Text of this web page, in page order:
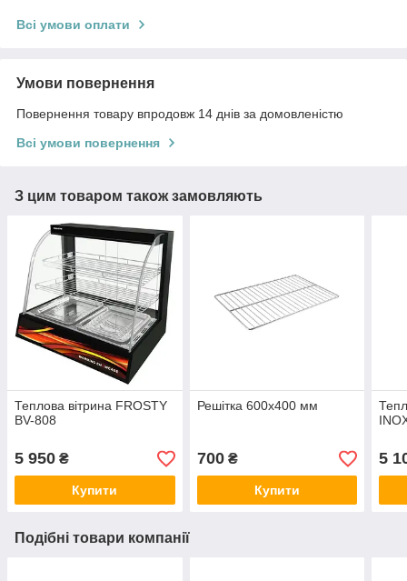
Всі умови оплати
Умови повернення
Повернення товару впродовж 14 днів за домовленістю
Всі умови повернення
З цим товаром також замовляють
Теплова вітрина FROSTY
BV-808
5 950 ₴
Купити
Решітка 600х400 мм
700₴
Купити
5
Подібні товари компанії